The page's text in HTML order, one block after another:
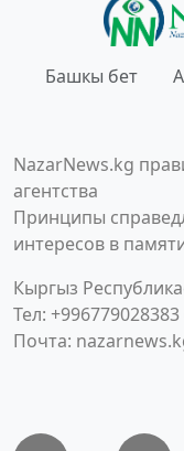
Башкы бет
NazarNews.kg
агентства
Принципы
интересов в
Кыргыз
Тел:
Почта: